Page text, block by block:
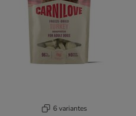
6 variantes